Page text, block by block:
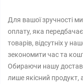
Для вашої зручності
оплату, яка
товарів, відсутніх у
зекономити час та
Обираючи нашу
лише якісний продукт,